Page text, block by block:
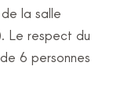
la salle
Le respect du
6 personnes